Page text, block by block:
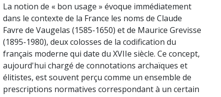
La notion de « bon usage » évoque immédiatement
dans le contexte de la France les noms de Claude
Favre de Vaugelas (1585-1650) et de Maurice Grevisse
(1895-1980), deux colosses de la codification du
français moderne qui date du XVIIe siècle. Ce concept,
aujourd'hui chargé de connotations archaïques et
élitistes, est souvent perçu comme un ensemble de
prescriptions normatives correspondant à un certain